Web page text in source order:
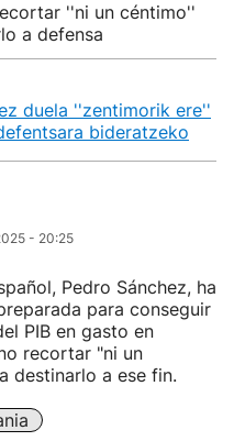
''ni un céntimo''
a defensa
duela ''zentimorik ere''
bideratzeko
- 20:25
Pedro Sánchez, ha
para conseguir
PIB en gasto en
recortar "ni un
destinarlo a ese fin.